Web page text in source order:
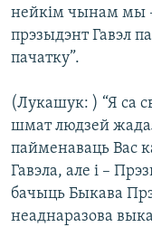
нейкім чынам мы –
прэзыдэнт Гавэл
пачатку”.
(Лукашук: ) “Я са
шмат людзей
пайменаваць Вас
Гавэла, але і –
бачыць Быкава
неаднаразова